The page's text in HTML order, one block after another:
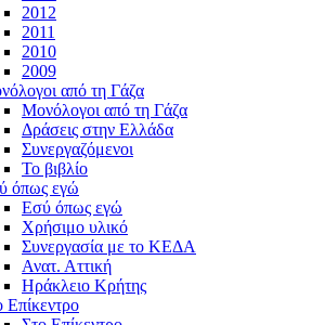
2012
2011
2010
2009
από τη Γάζα
Μονόλογοι από τη Γάζα
Δράσεις στην Ελλάδα
Συνεργαζόμενοι
To βιβλίο
όπως εγώ
Εσύ όπως εγώ
Χρήσιμο υλικό
Συνεργασία με το ΚΕΔΑ
Ανατ. Αττική
Ηράκλειο Κρήτης
Επίκεντρο